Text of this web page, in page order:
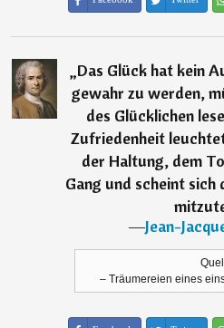
„Das Glück hat kein
gewahr zu werden,
des Glücklichen
Zufriedenheit
der Haltung, dem
Gang und scheint
―Jean-
– Träumereien eines